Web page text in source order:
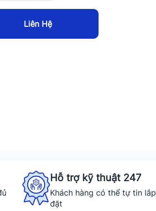
Liên Hệ
Hỗ trợ kỹ thuật 247
Khách hàng có thể tự tin lắp
đặt